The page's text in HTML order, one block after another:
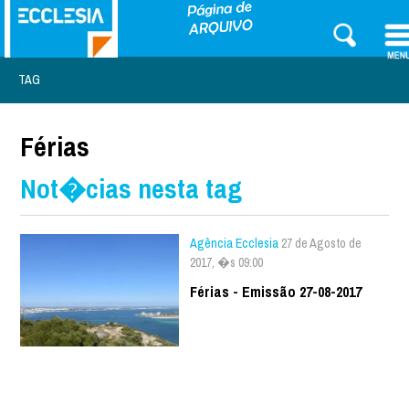
TAG
Férias
Not�cias nesta tag
Agência Ecclesia 27 de Agosto de
2017, �s 09:00
Férias - Emissão 27-08-2017